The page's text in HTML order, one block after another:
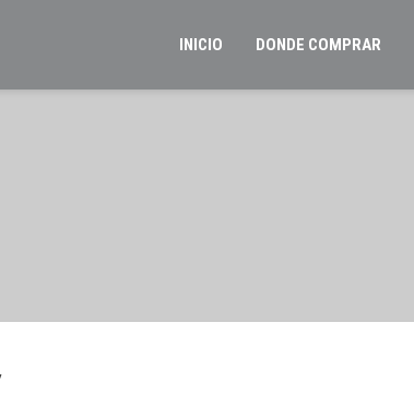
INICIO DONDE COMPRAR